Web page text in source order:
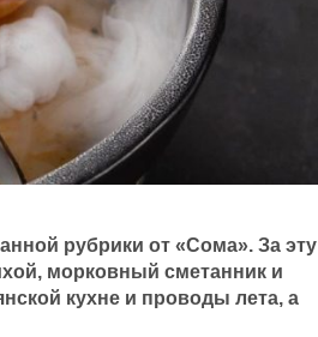
рубрики от «Сома». За эту
морковный сметанник и
кухне и проводы лета, а